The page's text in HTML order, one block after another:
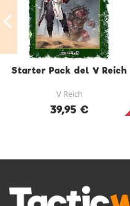
Starter Pack del V Reich
V Reich
39,95 €